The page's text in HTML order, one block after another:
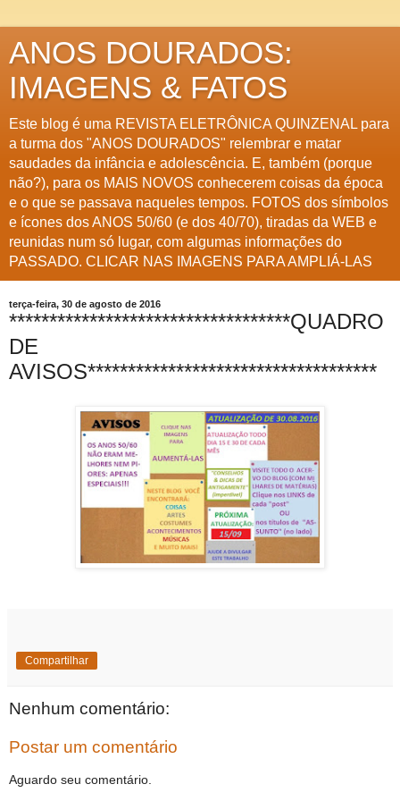
ANOS DOURADOS:
IMAGENS & FATOS
Este blog é uma REVISTA ELETRÔNICA QUINZENAL para
a turma dos "ANOS DOURADOS" relembrar e matar
saudades da infância e adolescência. E, também (porque
não?), para os MAIS NOVOS conhecerem coisas da época
e o que se passava naqueles tempos. FOTOS dos símbolos
e ícones dos ANOS 50/60 (e dos 40/70), tiradas da WEB e
reunidas num só lugar, com algumas informações do
PASSADO. CLICAR NAS IMAGENS PARA AMPLIÁ-LAS
terça-feira, 30 de agosto de 2016
***********************************QUADRO
DE
AVISOS************************************
Compartilhar
Nenhum comentário:
Postar um comentário
Aguardo seu comentário.